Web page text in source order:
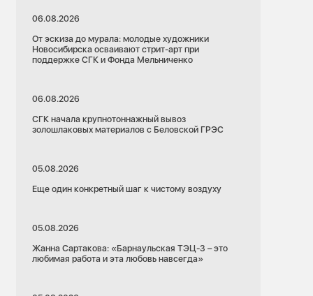
06.08.2026
От эскиза до мурала: молодые художники
Новосибирска осваивают стрит-арт при
поддержке СГК и Фонда Мельниченко
06.08.2026
СГК начала крупнотоннажный вывоз
золошлаковых материалов с Беловской ГРЭС
05.08.2026
Еще один конкретный шаг к чистому воздуху
05.08.2026
Жанна Сартакова: «Барнаульская ТЭЦ-3 – это
любимая работа и эта любовь навсегда»